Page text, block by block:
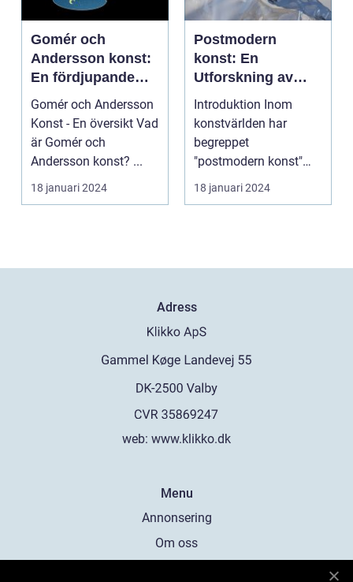
Gomér och
Andersson konst:
En fördjupande
översikt
Gomér och Andersson
Konst - En översikt Vad
är Gomér och
Andersson konst? ...
18 januari 2024
Postmodern
konst: En
Utforskning av
Dess Mångfald
och Komplexitet
Introduktion Inom
konstvärlden har
begreppet
"postmodern konst"
fått stor
uppmärksamhet under
18 januari 2024
Adress
web: www.klikko.dk
Menu
Annonsering
Om oss